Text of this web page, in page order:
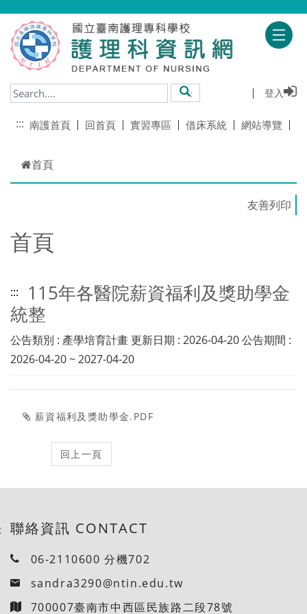
搜尋 登入
::: 南護首頁 回首頁 實習專區 借床系統 網站導覽
首頁
首頁
:::
115年各醫院薪資福利及獎助學金
統整
公告類別 : 產學培育計畫 更新日期 : 2026-04-20 公告期間 :
2026-04-20 ~ 2027-04-20
薪資福利及獎助學金.PDF
聯絡資訊 CONTACT
06-2110600 分機702
sandra3290@ntin.edu.tw
700007臺南市中西區民族路二段78號